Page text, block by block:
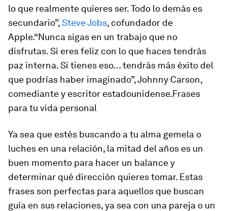
lo que realmente quieres ser. Todo lo demás es
secundario”,Steve Jobs, cofundador de
Apple.“Nunca sigas en un trabajo que no
disfrutas. Si eres feliz con lo que haces tendrás
paz interna. Si tienes eso… tendrás más éxito del
que podrías haber imaginado”, Johnny Carson,
comediante y escritor estadounidense.Frases
para tu vida personal
Ya sea que estés buscando a tu alma gemela o
luches en una relación, la mitad del años es un
buen momento para hacer un balance y
determinar qué dirección quieres tomar. Estas
frases son perfectas para aquellos que buscan
guía en sus relaciones, ya sea con una pareja o un